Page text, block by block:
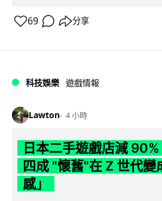
69 分享
科技娛樂 遊戲情報
Lawton 4 小時
日本二手遊戲店減
四成 "懷舊"在 Z 世代變
感」